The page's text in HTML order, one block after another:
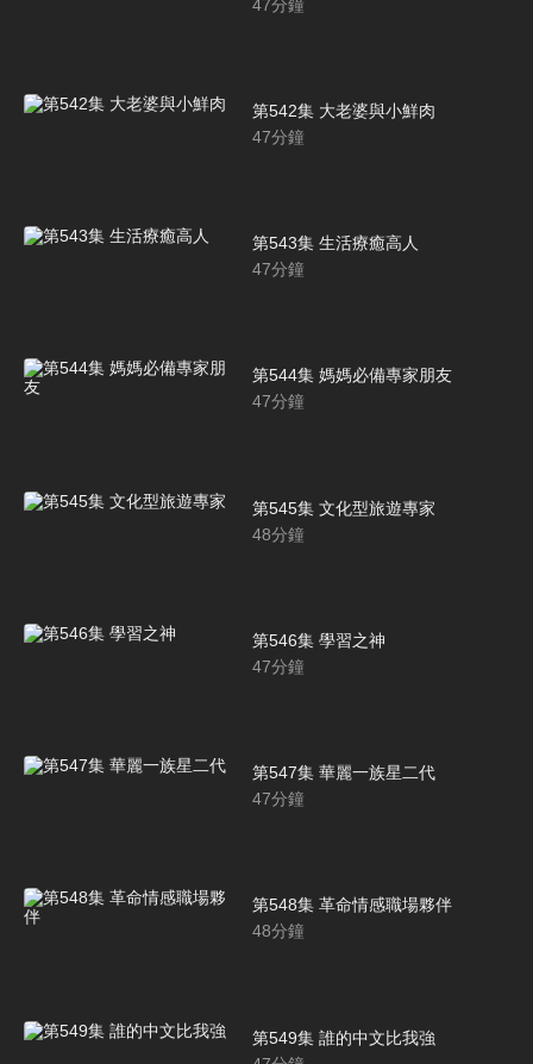
47分鐘
第542集 大老婆與小鮮肉
47分鐘
第543集 生活療癒高人
47分鐘
第544集 媽媽必備專家朋友
47分鐘
第545集 文化型旅遊專家
48分鐘
第546集 學習之神
47分鐘
第547集 華麗一族星二代
47分鐘
第548集 革命情感職場夥伴
48分鐘
第549集 誰的中文比我強